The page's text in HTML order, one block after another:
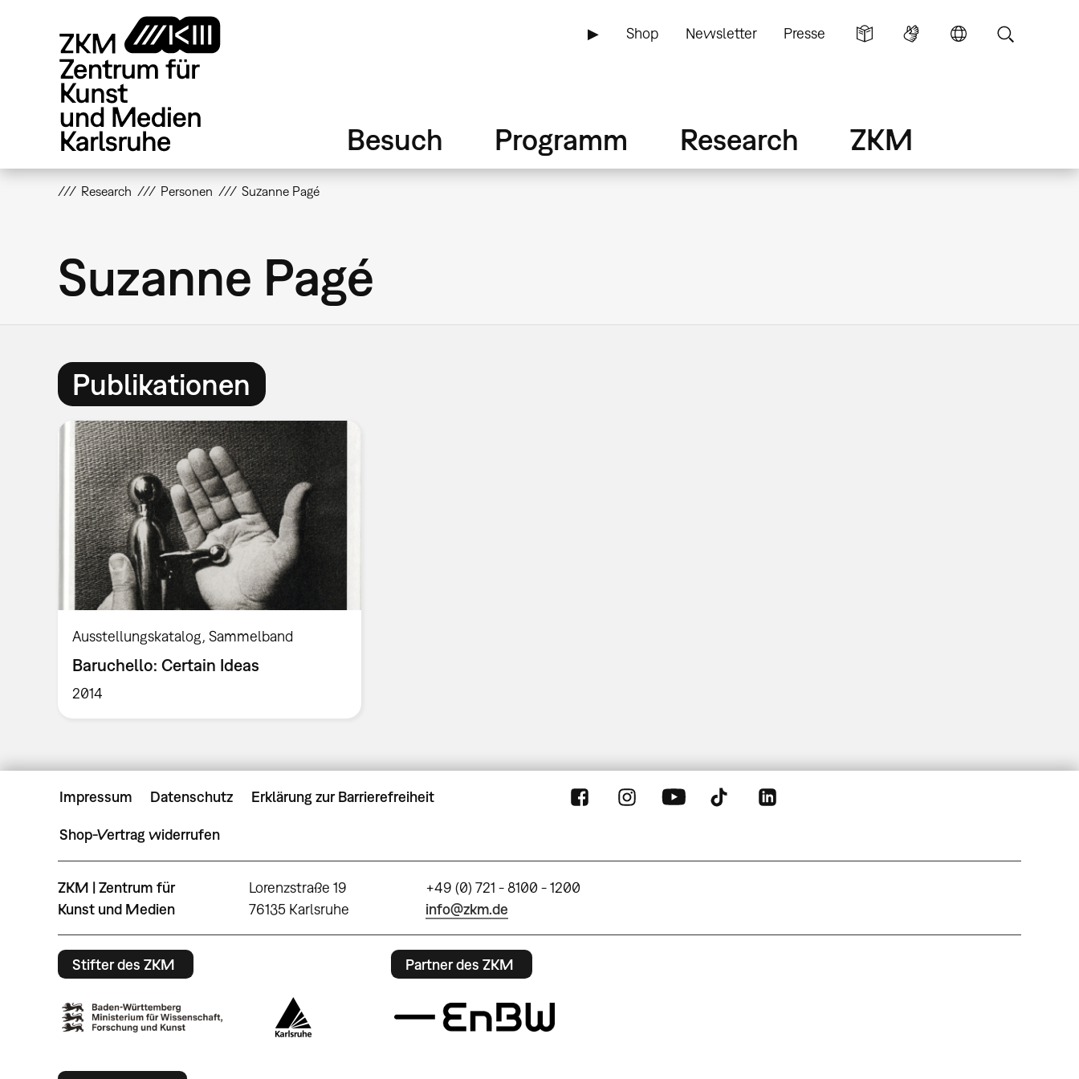
▶ Shop Newsletter Presse
Besuch Programm Research ZKM
Research Personen Suzanne Pagé
Suzanne Pagé
Publikationen
Ausstellungskatalog Sammelband
Baruchello: Certain Ideas
2014
Impressum Datenschutz Erklärung zur Barrierefreiheit
Shop-Vertrag widerrufen
ZKM | Zentrum für
Kunst und Medien
Lorenzstraße 19
76135 Karlsruhe
+49 (0) 721 - 8100 - 1200
info@zkm.de
Stifter des ZKM Partner des ZKM